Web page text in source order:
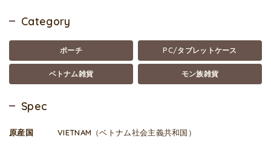
Category
ポーチ PC/タブレットケース
ベトナム雑貨 モン族雑貨
Spec
原産国
VIETNAM（ベトナム社会主義共和国）